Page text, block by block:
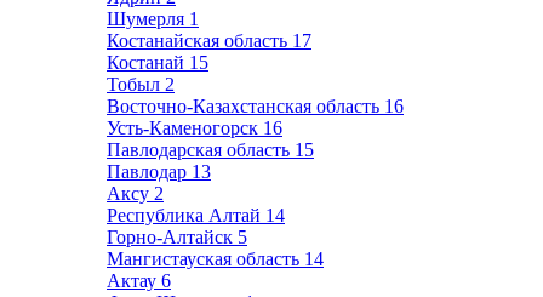
Шумерля 1
Костанайская область 17
Костанай 15
Тобыл 2
Восточно-Казахстанская область 16
Усть-Каменогорск 16
Павлодарская область 15
Павлодар 13
Аксу 2
Республика Алтай 14
Горно-Алтайск 5
Мангистауская область 14
Актау 6